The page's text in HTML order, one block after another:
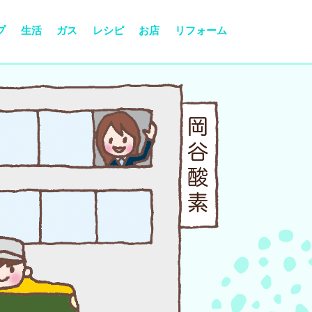
生活 ガス レシピ お店 リフォーム